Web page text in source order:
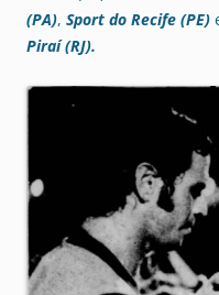
(PA), Sport do Recife (PE)
Piraí (RJ).